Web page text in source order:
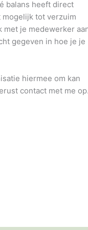
balans heeft direct
tot verzuim
met je medewerker
gegeven in hoe je je
hiermee om kan
contact met me